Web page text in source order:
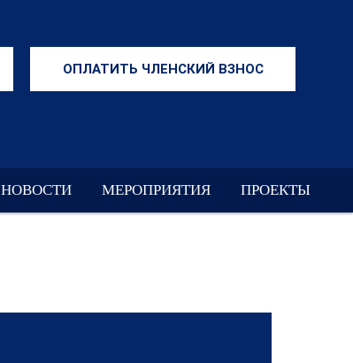
ОПЛАТИТЬ ЧЛЕНСКИЙ ВЗНОС
НОВОСТИ МЕРОПРИЯТИЯ ПРОЕКТЫ